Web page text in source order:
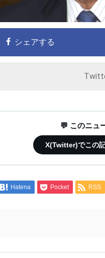
シェアする
💬 このニュ
X(Twitter)でこの
Hatena Pocket RSS